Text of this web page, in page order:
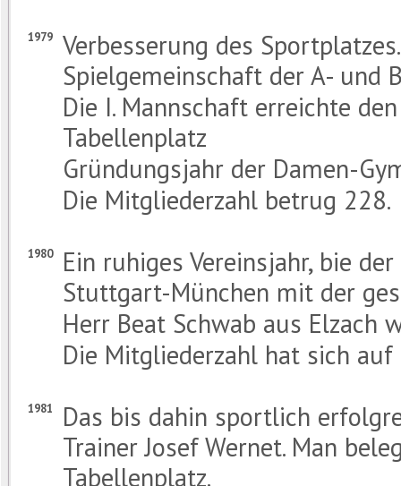
1979
Verbesserung des
Spielgemeinschaft der A- und
Die I. Mannschaft erreichte
Tabellenplatz
Gründungsjahr der Damen-
Die Mitgliederzahl betrug 228.
1980
Ein ruhiges Vereinsjahr, bie
Stuttgart-München mit der
Herr Beat Schwab aus Elzach
Die Mitgliederzahl hat sich
1981
Das bis dahin sportlich
Trainer Josef Wernet. Man
Tabellenplatz.